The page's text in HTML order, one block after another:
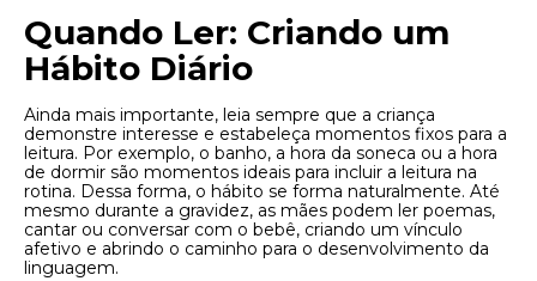
Quando Ler: Criando um
Hábito Diário
Ainda mais importante, leia sempre que a criança
demonstre interesse e estabeleça momentos fixos para a
leitura. Por exemplo, o banho, a hora da soneca ou a hora
de dormir são momentos ideais para incluir a leitura na
rotina. Dessa forma, o hábito se forma naturalmente. Até
mesmo durante a gravidez, as mães podem ler poemas,
cantar ou conversar com o bebê, criando um vínculo
afetivo e abrindo o caminho para o desenvolvimento da
linguagem.